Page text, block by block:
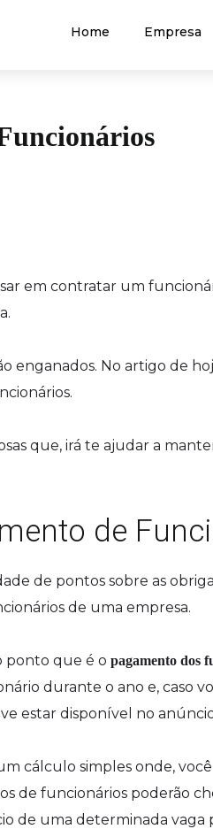
Home Empresa
em contratar um
enganados. No artigo de
que, irá te ajudar a
de
de pontos sobre as
de uma empresa.
ponto que é o pagamento dos
durante o ano e, caso
estar disponível no
cálculo simples onde,
de funcionários poderão
de uma determinada vaga